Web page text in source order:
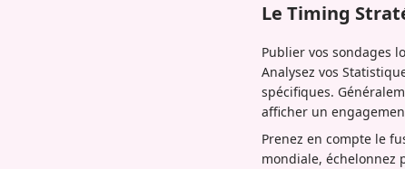
Le Timing
Publier vos sondages
Analysez vos
spécifiques.
afficher un
Prenez en compte le
mondiale, échelonnez